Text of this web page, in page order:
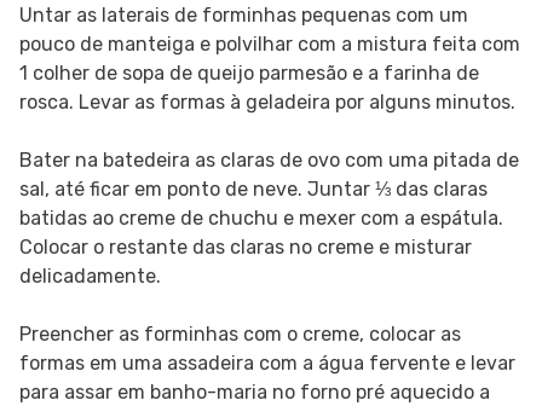
Untar as laterais de forminhas pequenas com um
pouco de manteiga e polvilhar com a mistura feita com
1 colher de sopa de queijo parmesão e a farinha de
rosca. Levar as formas à geladeira por alguns minutos.
Bater na batedeira as claras de ovo com uma pitada de
sal, até ficar em ponto de neve. Juntar ⅓ das claras
batidas ao creme de chuchu e mexer com a espátula.
Colocar o restante das claras no creme e misturar
delicadamente.
Preencher as forminhas com o creme, colocar as
formas em uma assadeira com a água fervente e levar
para assar em banho-maria no forno pré aquecido a